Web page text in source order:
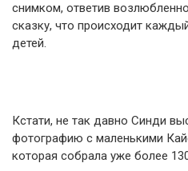
снимком, ответив
сказку, что происходит
детей.
Кстати, не так давно Синди
фотографию с маленькими
которая собрала уже более